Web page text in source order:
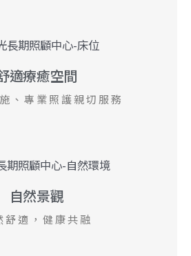
適療癒空間
、專業照護親切服務
自然景觀
舒適，健康共融